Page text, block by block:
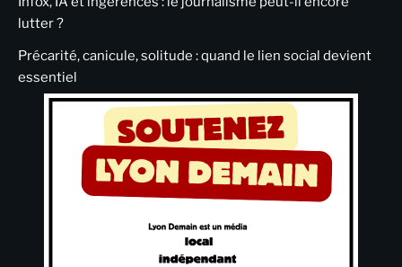
lutter ?
Précarité, canicule, solitude : quand le lien social devient
essentiel